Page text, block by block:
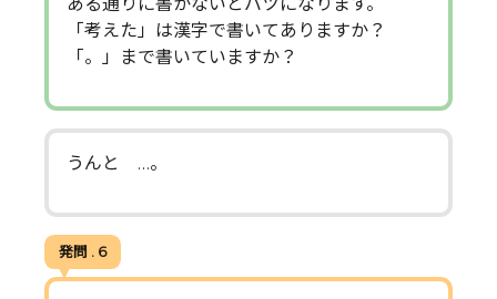
「考えた」は漢字で書いてありますか？
「。」まで書いていますか？
うんと …。
発問 . 6